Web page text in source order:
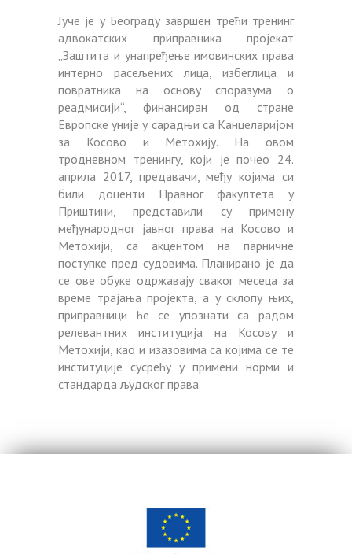
Јуче је у Београду завршен трећи тренинг
адвокатских приправника пројекат
„Заштита и унапређење имовинских права
интерно расељених лица, избеглица и
повратника на основу споразума о
реадмисији“, финансиран од стране
Европске уније у сарадњи са Канцеларијом
за Косово и Метохију. На овом
тродневном тренингу, који је почео 24.
априла 2017, предавачи, међу којима си
били доценти Правног факултета у
Приштини, представили су примену
међународног јавног права на Косово и
Метохији, са акцентом на парничне
поступке пред судовима. Планирано је да
се ове обуке одржавају сваког месеца за
време трајања пројекта, а у склопу њих,
приправници ће се упознати са радом
релевантних институција на Косову и
Метохији, као и изазовима са којима се те
институције сусрећу у примени норми и
стандарда људског права.